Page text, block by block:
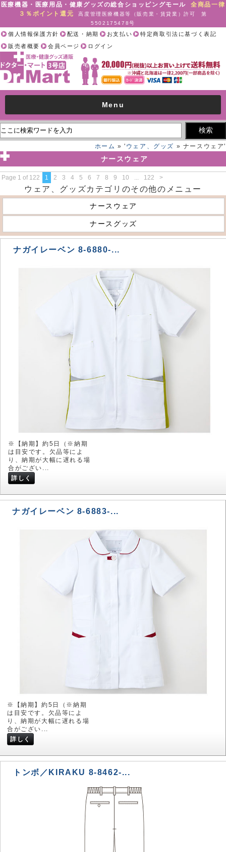
医療機器・医療用品・健康グッズの総合ショッピングモール全商品一律
３％ポイント還元
高度管理医療機器等（販売業・賃貸業）許可 第
5502175478号
個人情報保護方針 配送・納期 お支払い
特定商取引法に基づく表記
販売者概要
会員ページ ログイン
Menu
ホーム » ' ウェア、グッズ » ナースウェア'
ナースウェア
Page 1 of 122 1 2 3 4 5 6 7 8 9 10 ... 122 >
ウェア、グッズカテゴリのその他のメニュー
ナースウェア
ナースグッズ
ナガイレーベン 8-6880-...
※【納期】約5日（※納期
は目安です。欠品等によ
り、納期が大幅に遅れる場
合がござい...
詳しく
ナガイレーベン 8-6883-...
※【納期】約5日（※納期
は目安です。欠品等によ
り、納期が大幅に遅れる場
合がござい...
詳しく
トンボ／KIRAKU 8-8462-...